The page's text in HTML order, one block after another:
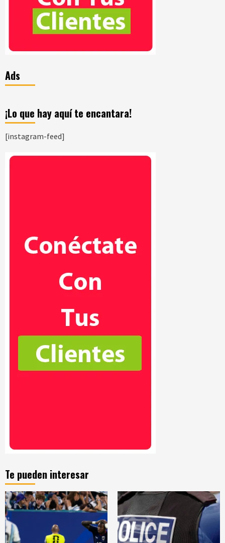
Ads
¡Lo que hay aquí te encantara!
[instagram-feed]
Te pueden interesar